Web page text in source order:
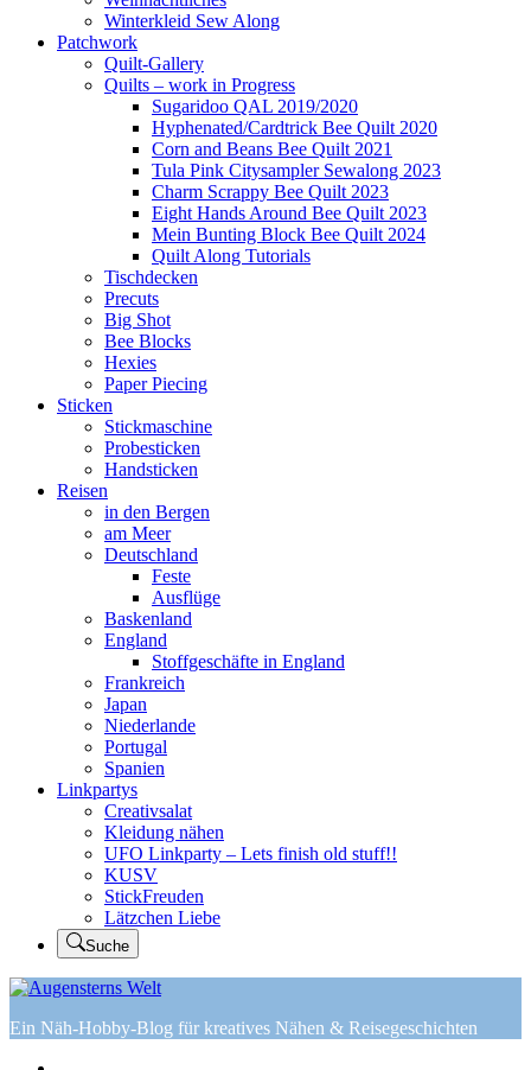
Winterkleid Sew Along
Patchwork
Quilt-Gallery
Quilts – work in Progress
Sugaridoo QAL 2019/2020
Hyphenated/Cardtrick Bee Quilt 2020
Corn and Beans Bee Quilt 2021
Tula Pink Citysampler Sewalong 2023
Charm Scrappy Bee Quilt 2023
Eight Hands Around Bee Quilt 2023
Mein Bunting Block Bee Quilt 2024
Quilt Along Tutorials
Tischdecken
Precuts
Big Shot
Bee Blocks
Hexies
Paper Piecing
Sticken
Stickmaschine
Probesticken
Handsticken
Reisen
in den Bergen
am Meer
Deutschland
Feste
Ausflüge
Baskenland
England
Stoffgeschäfte in England
Frankreich
Japan
Niederlande
Portugal
Spanien
Linkpartys
Creativsalat
Kleidung nähen
UFO Linkparty – Lets finish old stuff!!
KUSV
StickFreuden
Lätzchen Liebe
Suche
Ein Näh-Hobby-Blog für kreatives Nähen & Reisegeschichten